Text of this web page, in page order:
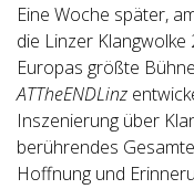
Eine Woche später,
die Linzer
Europas größte
ATTheENDLinz
Inszenierung über
berührendes
Hoffnung und